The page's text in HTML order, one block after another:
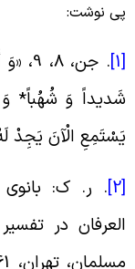
نوشت:
. جن،
وَ شُهُباً* وَ
الْآنَ یَجِدْ لَهُ
. ر. ک: بانوى